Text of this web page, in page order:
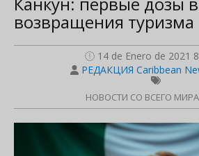
возвращения туризма
14 de Enero de 2021
РЕДАКЦИЯ Caribbean
НОВОСТИ СО ВСЕГО МИРА